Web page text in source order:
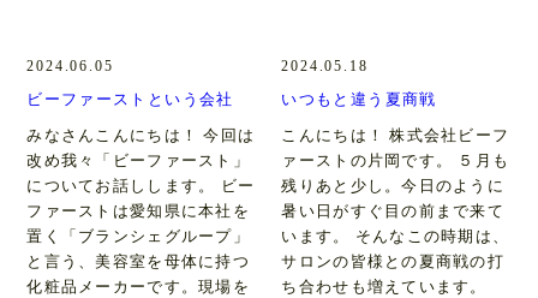
2024.06.05
ビーファーストという会社
みなさんこんにちは！ 今回は
改め我々「ビーファースト」
についてお話しします。 ビー
ファーストは愛知県に本社を
置く「ブランシェグループ」
と言う、美容室を母体に持つ
化粧品メーカーです。現場を
2024.05.18
いつもと違う夏商戦
こんにちは！ 株式会社ビーフ
ァーストの片岡です。 ５月も
残りあと少し。今日のように
暑い日がすぐ目の前まで来て
います。 そんなこの時期は、
サロンの皆様との夏商戦の打
ち合わせも増えています。